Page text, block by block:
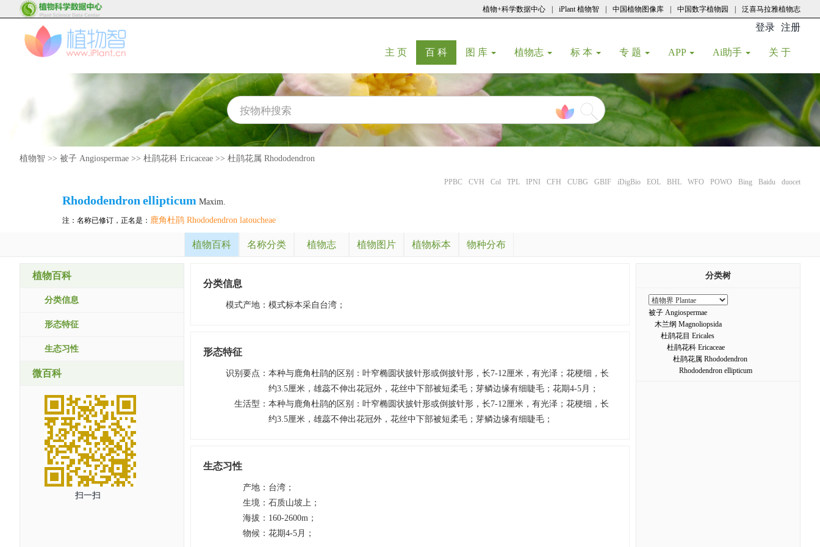
植物+科学数据中心 iPlant 植物智 中国植物图像库 中国数字植物园 泛喜马拉雅植物志
登录 注册
主 页(current)
百 科(current)
图 库 植物志 标 本 专 题 APP Ai助手 关 于
植物智 >> 被子 Angiospermae >> 杜鹃花科 Ericaceae >> 杜鹃花属 Rhododendron
PPBC CVH Col TPL IPNI CFH CUBG GBIF iDigBio EOL BHL WFO POWO Bing Baidu duocet
Rhododendron ellipticum Maxim.
注：名称已修订，正名是： 鹿角杜鹃 Rhododendron latoucheae
植物百科 名称分类 植物志 植物图片 植物标本 物种分布
植物百科
分类信息
形态特征
生态习性
微百科
扫一扫
分类信息
模式产地 ： 模式标本采自台湾；
形态特征
识别要点 ： 本种与鹿角杜鹃的区别：叶窄椭圆状披针形或倒披针形，长7-12厘米，有光泽；花梗细，长
约3.5厘米，雄蕊不伸出花冠外，花丝中下部被短柔毛；芽鳞边缘有细睫毛；花期4-5月；
生活型 ： 本种与鹿角杜鹃的区别：叶窄椭圆状披针形或倒披针形，长7-12厘米，有光泽；花梗细，长
约3.5厘米，雄蕊不伸出花冠外，花丝中下部被短柔毛；芽鳞边缘有细睫毛；
生态习性
产地 ： 台湾；
生境 ： 石质山坡上；
海拔 ： 160-2600m；
物候 ： 花期4-5月；
分类树
被子 Angiospermae
木兰纲 Magnoliopsida
杜鹃花目 Ericales
杜鹃花科 Ericaceae
杜鹃花属 Rhododendron
Rhododendron ellipticum